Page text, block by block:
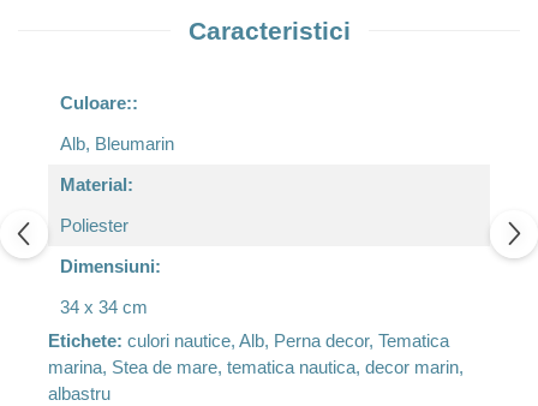
Caracteristici
Culoare::
Alb, Bleumarin
Material:
Poliester
Dimensiuni:
34 x 34 cm
Etichete: culori nautice, Alb, Perna decor, Tematica
marina, Stea de mare, tematica nautica, decor marin,
albastru